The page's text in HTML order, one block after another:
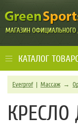
КАТАЛОГ
Everprof| Массаж→
КРЕСЛО